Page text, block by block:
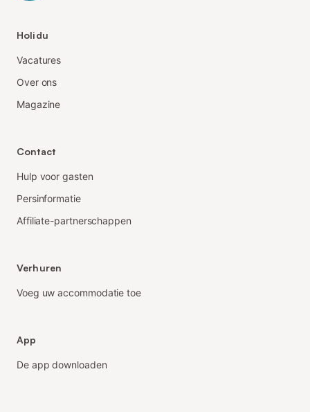
Holidu
Vacatures
Over ons
Magazine
Contact
Hulp voor gasten
Persinformatie
Affiliate-partnerschappen
Verhuren
Voeg uw accommodatie toe
App
De app downloaden